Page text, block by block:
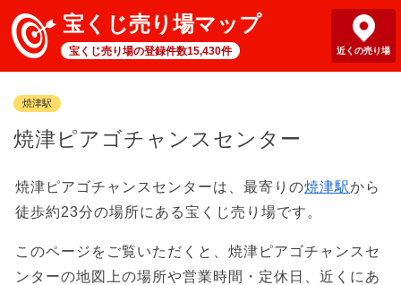
宝くじ売り場マップ
宝くじ売り場の登録件数15,430件 近くの売り場
焼津駅
焼津ピアゴチャンスセンター
焼津ピアゴチャンスセンターは、最寄りの焼津駅から
徒歩約23分の場所にある宝くじ売り場です。
このページをご覧いただくと、焼津ピアゴチャンスセ
ンターの地図上の場所や営業時間・定休日、近くにあ